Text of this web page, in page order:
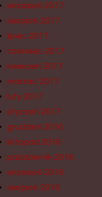
wrzesień 2017
sierpień 2017
lipiec 2017
czerwiec 2017
kwiecień 2017
marzec 2017
luty 2017
styczeń 2017
grudzień 2016
listopad 2016
październik 2016
wrzesień 2016
sierpień 2016